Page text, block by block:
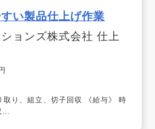
い製品仕上げ作業
ョンズ株式会社 仕上
取り、組立、切子回収 《給与》 時